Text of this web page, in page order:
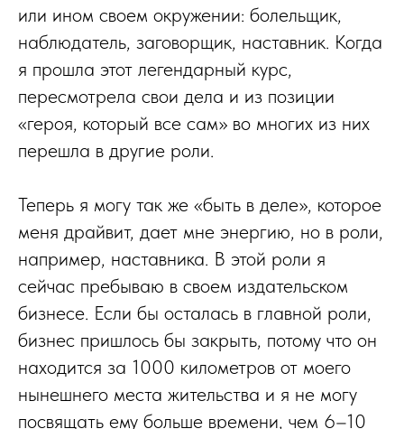
или ином своем окружении: болельщик,
наблюдатель, заговорщик, наставник. Когда
я прошла этот легендарный курс,
пересмотрела свои дела и из позиции
«героя, который все сам» во многих из них
перешла в другие роли.
Теперь я могу так же «быть в деле», которое
меня драйвит, дает мне энергию, но в роли,
например, наставника. В этой роли я
сейчас пребываю в своем издательском
бизнесе. Если бы осталась в главной роли,
бизнес пришлось бы закрыть, потому что он
находится за 1000 километров от моего
нынешнего места жительства и я не могу
посвящать ему больше времени, чем 6–10